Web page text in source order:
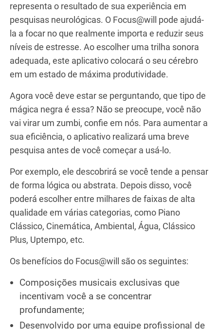
representa o resultado de sua experiência em
pesquisas neurológicas. O Focus@will pode ajudá-
la a focar no que realmente importa e reduzir seus
níveis de estresse. Ao escolher uma trilha sonora
adequada, este aplicativo colocará o seu cérebro
em um estado de máxima produtividade.
Agora você deve estar se perguntando, que tipo de
mágica negra é essa? Não se preocupe, você não
vai virar um zumbi, confie em nós. Para aumentar a
sua eficiência, o aplicativo realizará uma breve
pesquisa antes de você começar a usá-lo.
Por exemplo, ele descobrirá se você tende a pensar
de forma lógica ou abstrata. Depois disso, você
poderá escolher entre milhares de faixas de alta
qualidade em várias categorias, como Piano
Clássico, Cinemática, Ambiental, Água, Clássico
Plus, Uptempo, etc.
Os benefícios do Focus@will são os seguintes:
Composições musicais exclusivas que
incentivam você a se concentrar
profundamente;
Desenvolvido por uma equipe profissional de